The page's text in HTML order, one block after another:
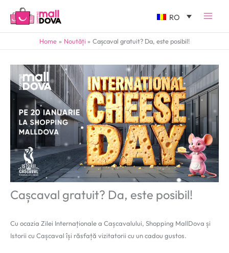
RO
Home Noutăți Cașcaval gratuit? Da, este posibil!
Cașcaval gratuit? Da, este posibil!
Cu ocazia Zilei Internaționale a Cașcavalului, Shopping MallDova și
Istorii cu Cașcaval își răsfață vizitatorii cu un cadou gustos.